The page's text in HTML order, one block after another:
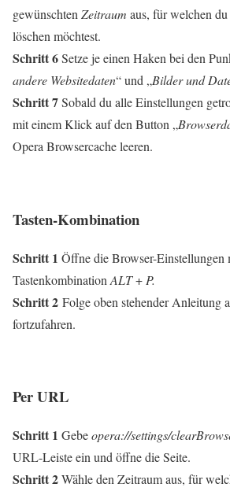
gewünschten Zeitraum aus, für welchen
löschen möchtest.
Schritt 6Setze je einen Haken bei den
andere Websitedaten“ und „Bilder und
Schritt 7Sobald du alle Einstellungen
mit einem Klick auf den Button „
Opera Browsercache leeren.
Tasten-Kombination
Schritt 1 Öffne die Browser-Einstellungen
Tastenkombination ALT+ P.
Schritt 2 Folge oben stehender Anleitung
fortzufahren.
Per URL
Schritt 1 Gebeopera://settings/
URL-Leiste ein und öffne die Seite.
Schritt 2Wähle den Zeitraum aus, für